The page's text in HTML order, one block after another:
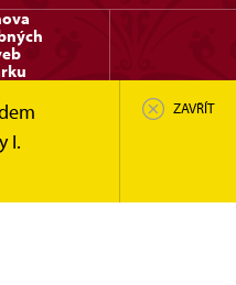
I.
ZAVŘÍT